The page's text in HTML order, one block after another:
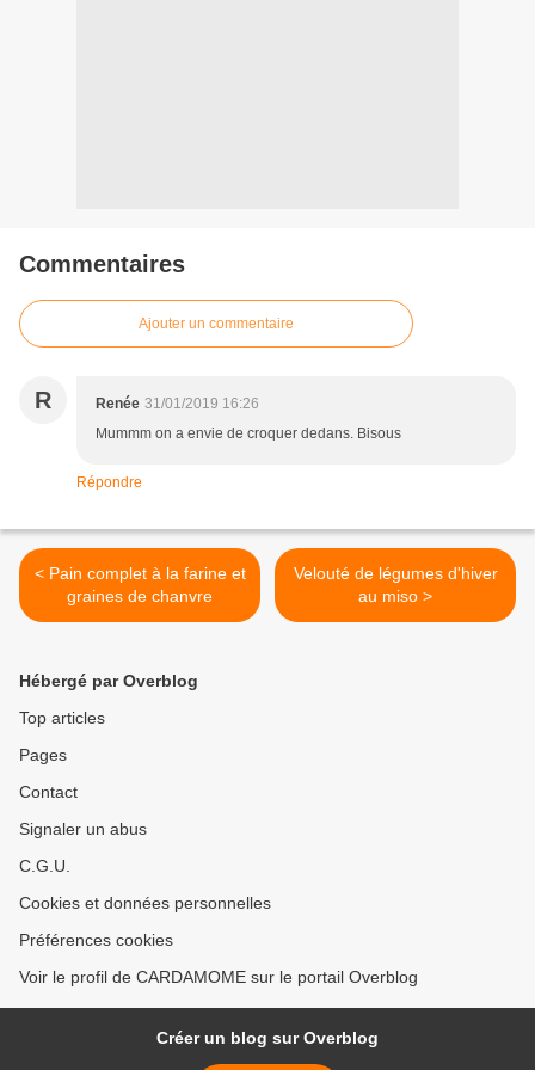
Commentaires
Ajouter un commentaire
R Renée 31/01/2019 16:26
Mummm on a envie de croquer dedans. Bisous
Répondre
< Pain complet à la farine et
graines de chanvre
Velouté de légumes d'hiver
au miso >
Hébergé par Overblog
Top articles
Pages
Contact
Signaler un abus
C.G.U.
Cookies et données personnelles
Préférences cookies
Voir le profil de CARDAMOME sur le portail Overblog
Créer un blog sur Overblog